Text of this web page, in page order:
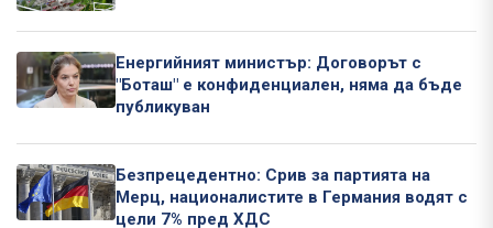
Енергийният министър: Договорът с
"Боташ" е конфиденциален, няма да бъде
публикуван
Безпрецедентно: Срив за партията на
Мерц, националистите в Германия водят с
цели 7% пред ХДС